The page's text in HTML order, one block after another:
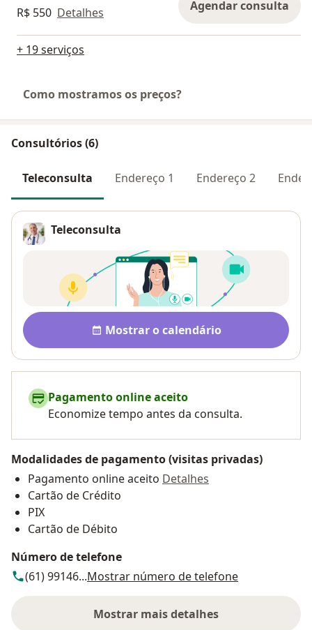
R$ 550 Detalhes Agendar consulta
+ 19 serviços
Como mostramos os preços?
Consultórios (6)
Teleconsulta Endereço 1 Endereço 2
Teleconsulta
Disponibilidade
Mostrar o calendário
Pagamento online aceito
Economize tempo antes da consulta.
Modalidades de pagamento (visitas privadas)
Pagamento online aceito Detalhes
Cartão de Crédito
PIX
Cartão de Débito
Número de telefone
(61) 99146...Mostrar número de telefone
Mostrar mais detalhes
sobre o endereço